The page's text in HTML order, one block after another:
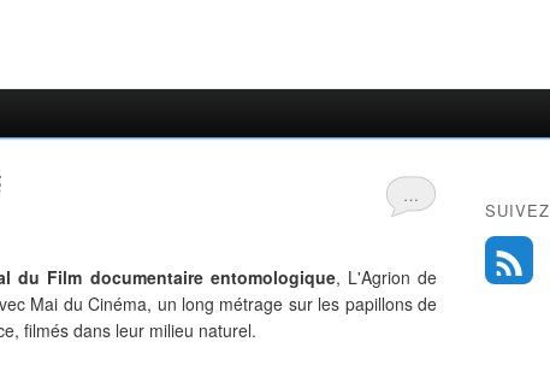
…
du Film documentaire entomologique, L'Agrion de
Mai du Cinéma, un long métrage sur les papillons de
filmés dans leur milieu naturel.